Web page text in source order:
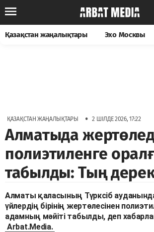
Қазақстан жаңалықтары Эхо Москвы
ҚАЗАҚСТАН ЖАҢАЛЫҚТАРЫ • 2 ШІЛДЕ 2026, 17:22
Алматыда
полиэтиленге
табылды: Тың
Алматы қаласының Түрксіб
үйлердің бірінің жертөлесінен
адамның мәйіті табылды, деп
Arbat.Media.